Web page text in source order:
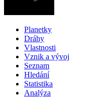
Planetky
Dráhy
Vlastnosti
Vznik a vývoj
Seznam
Hledání
Statistika
Analýza